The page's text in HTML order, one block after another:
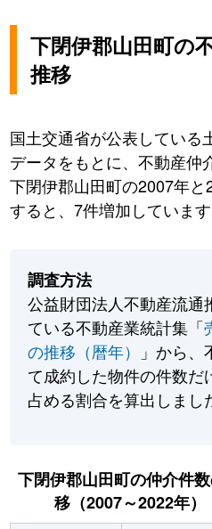
下閉伊郡山田町の
推移
国土交通省が公表している
データをもとに、不動産仲
下閉伊郡山田町の2007年
すると、7件増加しています
調査方法
公益財団法人不動産流通
ている不動産業統計集「
の推移（暦年）
」から
て成約した物件の件数だ
占める割合を算出しまし
下閉伊郡山田町の仲介件
移（2007～2022年）